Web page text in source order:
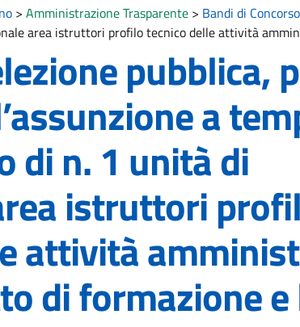
> Amministrazione Trasparente > Bandi di Concorso
area istruttori profilo tecnico delle attività
pubblica,
a
di n. 1 unità di
istruttori
attività
di formazione